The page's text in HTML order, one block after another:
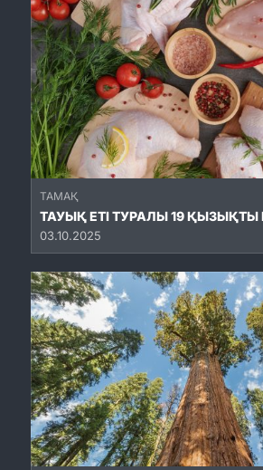
ТАМАҚ
ТАУЫҚ ЕТІ ТУРАЛЫ 19 ҚЫЗЫҚТЫ
03.10.2025